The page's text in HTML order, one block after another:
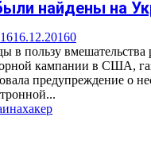
найдены на
16.12.20160
в пользу вмешательства
кампании в США,
предупреждение о
хакер